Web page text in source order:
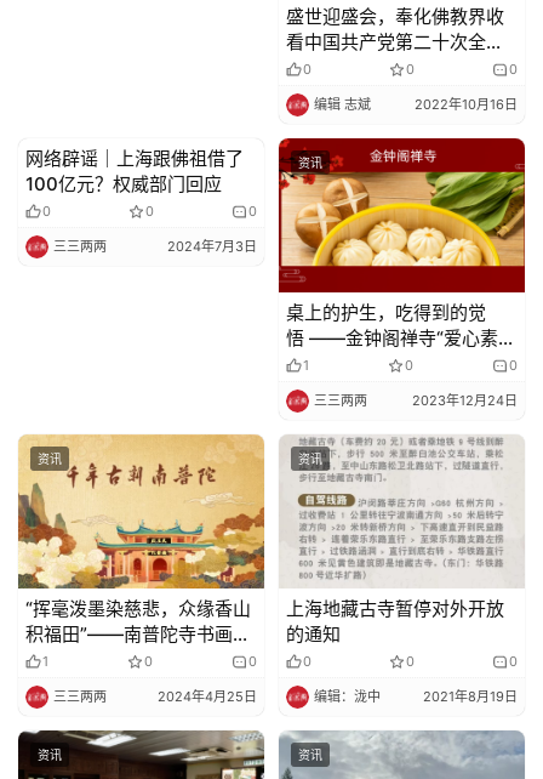
盛世迎盛会，奉化佛教界收
看中国共产党第二十次全国
代表大会直播
0 0 0
编辑 志斌 2022年10月16日
资讯
网络辟谣｜上海跟佛祖借了
100亿元？权威部门回应
0 0 0
三三两两 2024年7月3日
资讯
桌上的护生，吃得到的觉
悟 ——金钟阁禅寺“爱心素包
免费结缘计划”筹备中，充满
爱和慈悲的美味即将出炉！
1 0 0
三三两两 2023年12月24日
资讯
“挥毫泼墨染慈悲，众缘香山
积福田”——南普陀寺书画义
卖作品征集启事！
1 0 0
三三两两 2024年4月25日
资讯
上海地藏古寺暂停对外开放
的通知
0 0 0
编辑：泷中 2021年8月19日
资讯 资讯